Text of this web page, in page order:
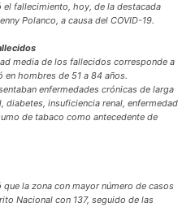
fallecimiento, hoy, de la destacada
Polanco, a causa del COVID-19.
media de los fallecidos corresponde a
hombres de 51 a 84 años.
enfermedades crónicas de larga
insuficiencia renal, enfermedad
de tabaco como antecedente de
la zona con mayor número de casos
Nacional con 137, seguido de las